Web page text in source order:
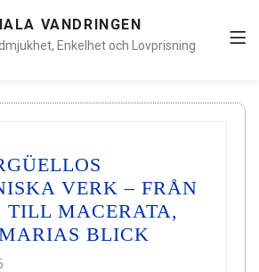
VANDRINGEN
Enkelhet och Lovprisning
VERK – FRÅN
TILL MACERATA,
BLICK